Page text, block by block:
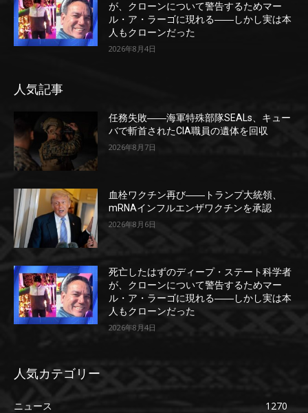
が、クローンについて警告するためマー
ル・ア・ラーゴに現れる――しかし実は本
人もクローンだった
2026年8月4日
人気記事
任務失敗――海軍特殊部隊SEALs、キュー
バで斬首されたCIA職員の遺体を回収
2026年8月7日
血栓ワクチン再び――トランプ大統領、
mRNAインフルエンザワクチンを承認
2026年8月6日
死亡したはずのディープ・ステート科学者
が、クローンについて警告するためマー
ル・ア・ラーゴに現れる――しかし実は本
人もクローンだった
2026年8月4日
人気カテゴリー
ニュース
1270